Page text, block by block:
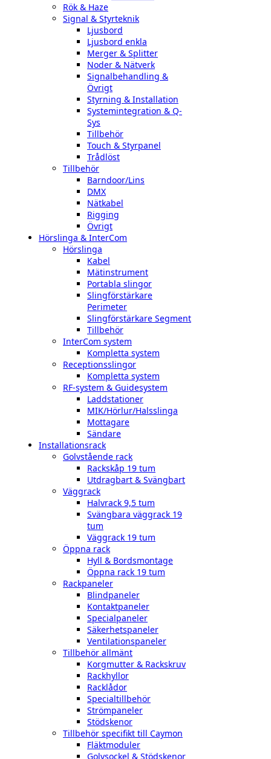
Rök & Haze
Signal & Styrteknik
Ljusbord
Ljusbord enkla
Merger & Splitter
Noder & Nätverk
Signalbehandling &
Övrigt
Styrning & Installation
Systemintegration & Q-
Sys
Tillbehör
Touch & Styrpanel
Trådlöst
Tillbehör
Barndoor/Lins
DMX
Nätkabel
Rigging
Övrigt
Hörslinga & InterCom
Hörslinga
Kabel
Mätinstrument
Portabla slingor
Slingförstärkare
Perimeter
Slingförstärkare Segment
Tillbehör
InterCom system
Kompletta system
Receptionsslingor
Kompletta system
RF-system & Guidesystem
Laddstationer
MIK/Hörlur/Halsslinga
Mottagare
Sändare
Installationsrack
Golvstående rack
Rackskåp 19 tum
Utdragbart & Svängbart
Väggrack
Halvrack 9,5 tum
Svängbara väggrack 19
tum
Väggrack 19 tum
Öppna rack
Hyll & Bordsmontage
Öppna rack 19 tum
Rackpaneler
Blindpaneler
Kontaktpaneler
Specialpaneler
Säkerhetspaneler
Ventilationspaneler
Tillbehör allmänt
Korgmutter & Rackskruv
Rackhyllor
Racklådor
Specialtillbehör
Strömpaneler
Stödskenor
Tillbehör specifikt till Caymon
Fläktmoduler
Golvsockel & Stödskenor